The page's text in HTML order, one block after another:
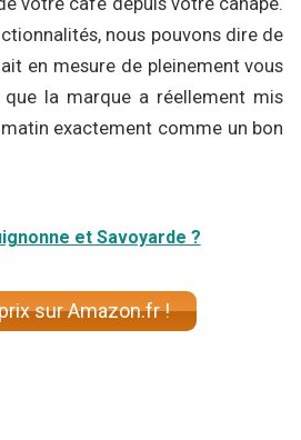
nous pouvons dire de
en mesure de pleinement vous
que la marque a réellement mis
exactement comme un bon
et Savoyarde ?
sur Amazon.fr !